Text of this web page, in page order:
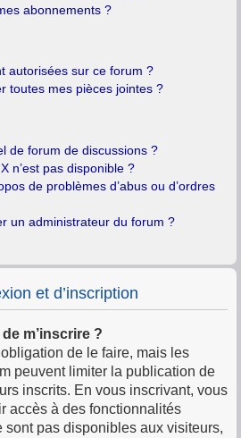
abonnements ?
autorisées sur ce forum ?
toutes mes pièces jointes ?
de forum de discussions ?
n’est pas disponible ?
de problèmes d’abus ou d’ordres
un administrateur du forum ?
et d’inscription
m’inscrire ?
de le faire, mais les
peuvent limiter la publication de
inscrits. En vous inscrivant, vous
accès à des fonctionnalités
pas disponibles aux visiteurs,